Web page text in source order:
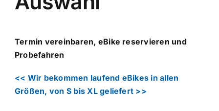
Termin vereinbaren, eBike reservieren und
Probefahren
<< Wir bekommen laufend eBikes in allen
Größen, von S bis XL geliefert >>